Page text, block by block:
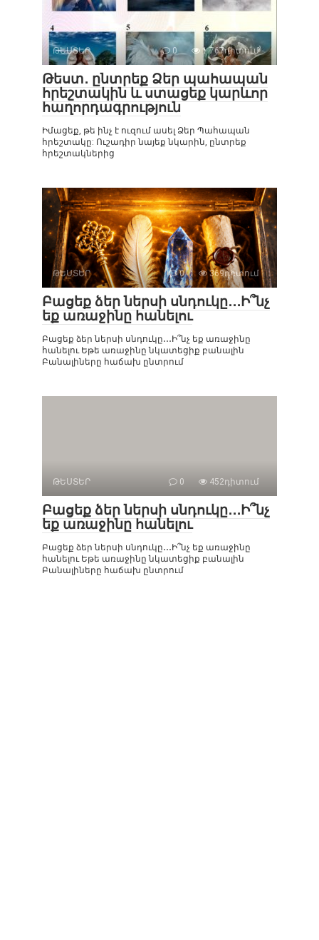
ԹԵՍՏԵՐ 0 1 767դիտում
Թեստ․ ընտրեք Ձեր պահապան
հրեշտակին և ստացեք կարևոր
հաղորդագրություն
Իմացեք, թե ինչ է ուզում ասել Ձեր Պահապան
հրեշտակը: Ուշադիր նայեք նկարին, ընտրեք
հրեշտակներից
ԹԵՍՏԵՐ 0 369դիտում
Բացեք ձեր ներսի սնդուկը․․․Ի՞նչ
եք առաջինը հանելու
Բացեք ձեր ներսի սնդուկը․․․Ի՞նչ եք առաջինը
հանելու Եթե ​​առաջինը նկատեցիք բանալին
Բանալիները հաճախ ընտրում
ԹԵՍՏԵՐ 0 452դիտում
Բացեք ձեր ներսի սնդուկը․․․Ի՞նչ
եք առաջինը հանելու
Բացեք ձեր ներսի սնդուկը․․․Ի՞նչ եք առաջինը
հանելու Եթե ​​առաջինը նկատեցիք բանալին
Բանալիները հաճախ ընտրում